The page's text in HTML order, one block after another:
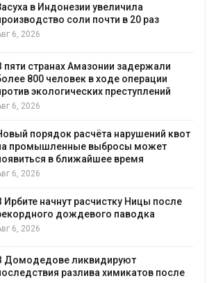
В Австралии снизят стоимость
установки солнечных панелей для
бизнеса
Москвариум отметит 11-летие
трёхдневным фестивалем
Авг 5, 2026
В Кении противников строительства АЭС
проверяют по статье о терроризме
Авг 5, 2026
для охраны израильской тюрьмы
Авг 5, 2026
климата»: исследование показало
пределы экологических расчётов